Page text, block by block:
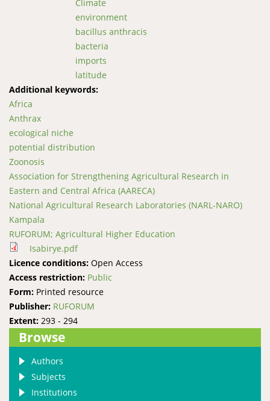
Climate
environment
bacillus anthracis
bacteria
imports
latitude
Additional keywords:
Africa
Anthrax
ecological niche
potential distribution
Zoonosis
Association for Strengthening Agricultural Research in
Eastern and Central Africa (AARECA)
National Agricultural Research Laboratories (NARL-NARO)
Kampala
RUFORUM; Agricultural Higher Education
Isabirye.pdf
Licence conditions: Open Access
Access restriction: Public
Form: Printed resource
Publisher: RUFORUM
Extent: 293 - 294
Browse
Authors
Subjects
Institutions